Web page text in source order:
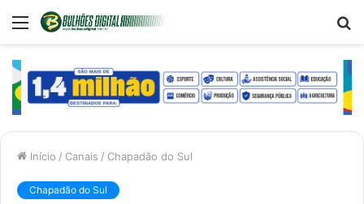
Menu
Início / Canais / Chapadão do Sul
Chapadão do Sul